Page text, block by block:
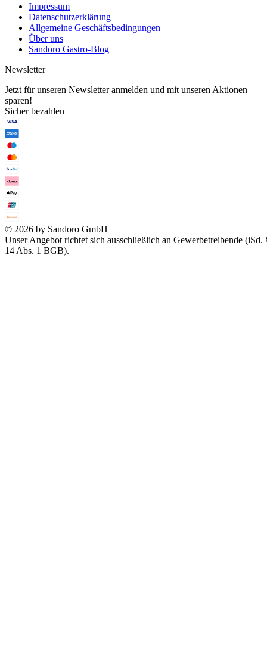
Impressum
Datenschutzerklärung
Allgemeine Geschäftsbedingungen
Über uns
Sandoro Gastro-Blog
Newsletter
Jetzt für unseren Newsletter anmelden und mit unseren Aktionen
sparen!
Sicher bezahlen
© 2026 by Sandoro GmbH
Unser Angebot richtet sich ausschließlich an Gewerbetreibende (iSd.
14 Abs. 1 BGB).